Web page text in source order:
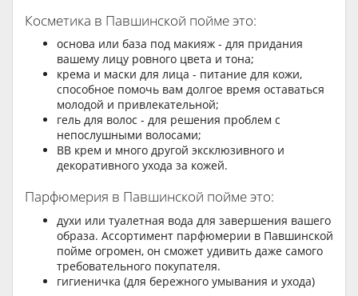
Косметика в Павшинской пойме это:
основа или база под макияж - для придания
вашему лицу ровного цвета и тона;
крема и маски для лица - питание для кожи,
способное помочь вам долгое время оставаться
молодой и привлекательной;
гель для волос - для решения проблем с
непослушными волосами;
BB крем и много другой эксклюзивного и
декоративного ухода за кожей.
Парфюмерия в Павшинской пойме это:
духи или туалетная вода для завершения вашего
образа. Ассортимент парфюмерии в Павшинской
пойме огромен, он сможет удивить даже самого
требовательного покупателя.
гигиеничка (для бережного умывания и ухода)